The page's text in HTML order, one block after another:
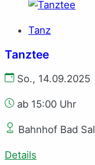
Tanz
Tanztee
So., 14.09.2025
ab 15:00 Uhr
Bahnhof Bad
Details